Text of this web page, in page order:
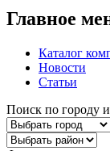
Главное
Каталог
Новости
Статьи
Поиск по городу